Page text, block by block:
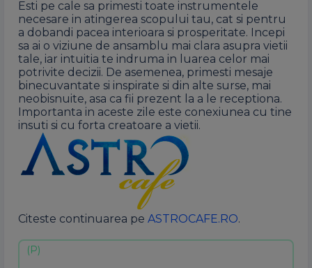
Esti pe cale sa primesti toate instrumentele
necesare in atingerea scopului tau, cat si pentru
a dobandi pacea interioara si prosperitate. Incepi
sa ai o viziune de ansamblu mai clara asupra vietii
tale, iar intuitia te indruma in luarea celor mai
potrivite decizii. De asemenea, primesti mesaje
binecuvantate si inspirate si din alte surse, mai
neobisnuite, asa ca fii prezent la a le receptiona.
Importanta in aceste zile este conexiunea cu tine
insuti si cu forta creatoare a vietii.
Citeste continuarea pe ASTROCAFE.RO.